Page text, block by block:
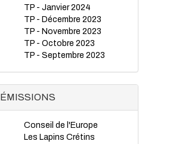
TP - Janvier 2024
TP - Décembre 2023
TP - Novembre 2023
TP - Octobre 2023
TP - Septembre 2023
TP - Avril 2023
TP - Février 2023
TP - Janvier 2023
ÉMISSIONS
Conseil de l'Europe
Les Lapins Crétins